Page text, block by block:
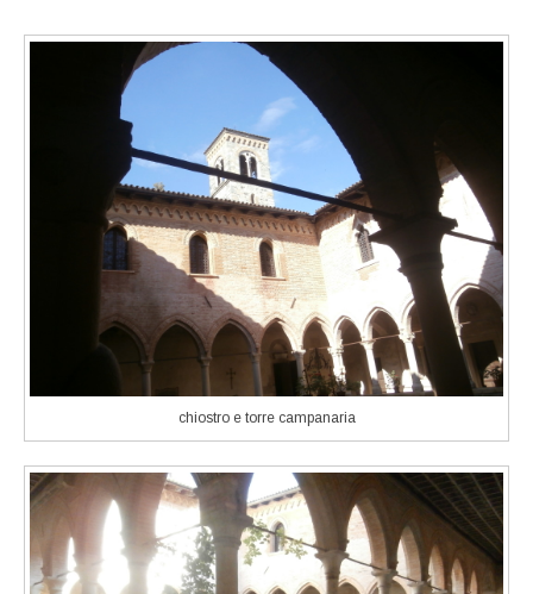
chiostro e torre campanaria